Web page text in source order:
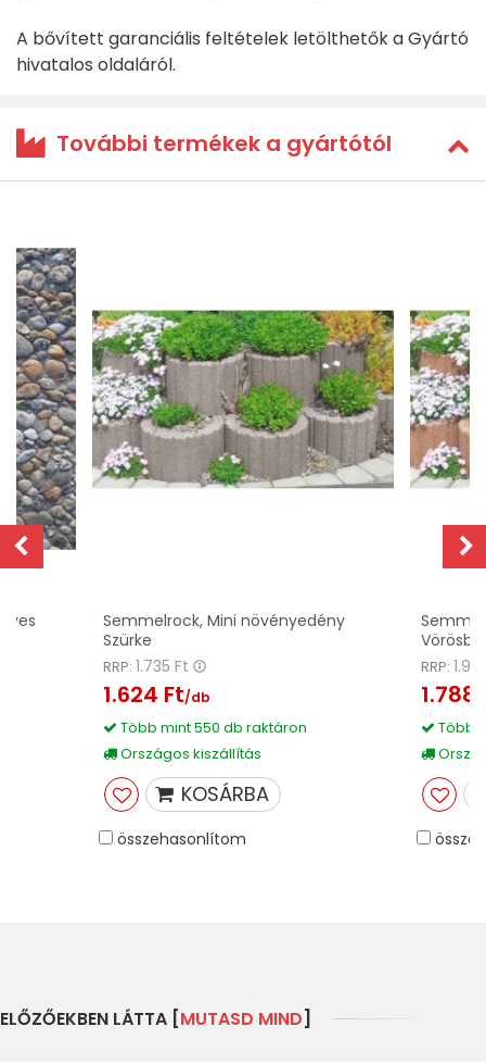
A bővített garanciális feltételek letölthetők a Gyártó
hivatalos oldaláról.
További termékek a gyártótól
Semmelrock, Mini növényedény
Szürke
RRP: 1.735 Ft
1.624 Ft/db
Több mint 550 db raktáron
Országos kiszállítás
KOSÁRBA
összehasonlítom
RRP:
1.788
Több
ELŐZŐEKBEN LÁTTA [MUTASD MIND]